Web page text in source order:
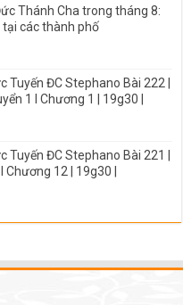
Thánh Cha trong tháng 8:
tại các thành phố
Tuyến ĐC Stephano Bài 222 |
1 I Chương 1 | 19g30 |
Tuyến ĐC Stephano Bài 221 |
Chương 12 | 19g30 |